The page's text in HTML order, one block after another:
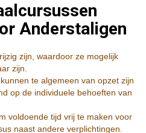
Anderstaligen
zijn, waardoor ze mogelijk
zijn.
te algemeen van opzet zijn
op de individuele behoeften van
voldoende tijd vrij te maken voor
naast andere verplichtingen.